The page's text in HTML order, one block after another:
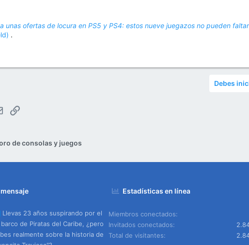
unas ofertas de locura en PS5 y PS4: estos nueve juegazos no pueden
.
Debes
EmailEnlace
de consolas y juegos
Llevas 23 años suspirando por el
barco de Piratas del Caribe, ¿pero
realmente sobre la historia de
Estadísticas en línea
Miembros conectados
Invitados conectados
Total de visitantes